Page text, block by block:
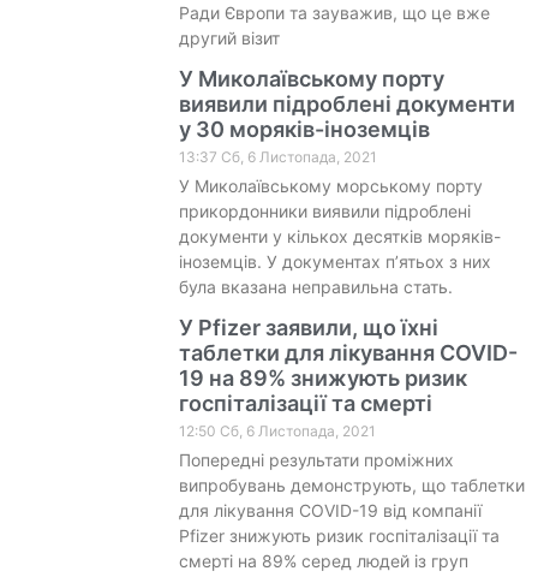
Ради Європи та зауважив, що це вже
другий візит
У Миколаївському порту
виявили підроблені документи
у 30 моряків-іноземців
13:37 Сб, 6 Листопада, 2021
У Миколаївському морському порту
прикордонники виявили підроблені
документи у кількох десятків моряків-
іноземців. У документах п’ятьох з них
була вказана неправильна стать.
У Pfizer заявили, що їхні
таблетки для лікування COVID-
19 на 89% знижують ризик
госпіталізації та смерті
12:50 Сб, 6 Листопада, 2021
Попередні результати проміжних
випробувань демонструють, що таблетки
для лікування COVID-19 від компанії
Pfizer знижують ризик госпіталізації та
смерті на 89% серед людей із груп